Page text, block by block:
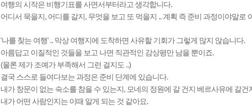
여행의 시작은 비행기표를 사면서부터라고 생각합니다.
어디서 묵을지, 어디를 갈지, 무엇을 보고 또 먹을지 .. 계획 즉 준비 과정이야말로
'나를 찾는 여행' .. 막상 여행지에 도착하면 사유할 기회가 그렇게 많지 않습니다.
아름답고 이질적인 것들을 보고 나면 직관적인 감상평만 남을 뿐이죠.
(물론 제가 조예가 부족해서 그런 걸지도 ..)
결국 스스로 들여다보는 과정은 준비 단계에 있습니다.
내가 창문이 없는 숙소를 참을 수 있는지, 모네의 정원에 갈 건지 베르사유에 갈
내가 어떤 사람인지는 이때 알게 되는 것 같아요.